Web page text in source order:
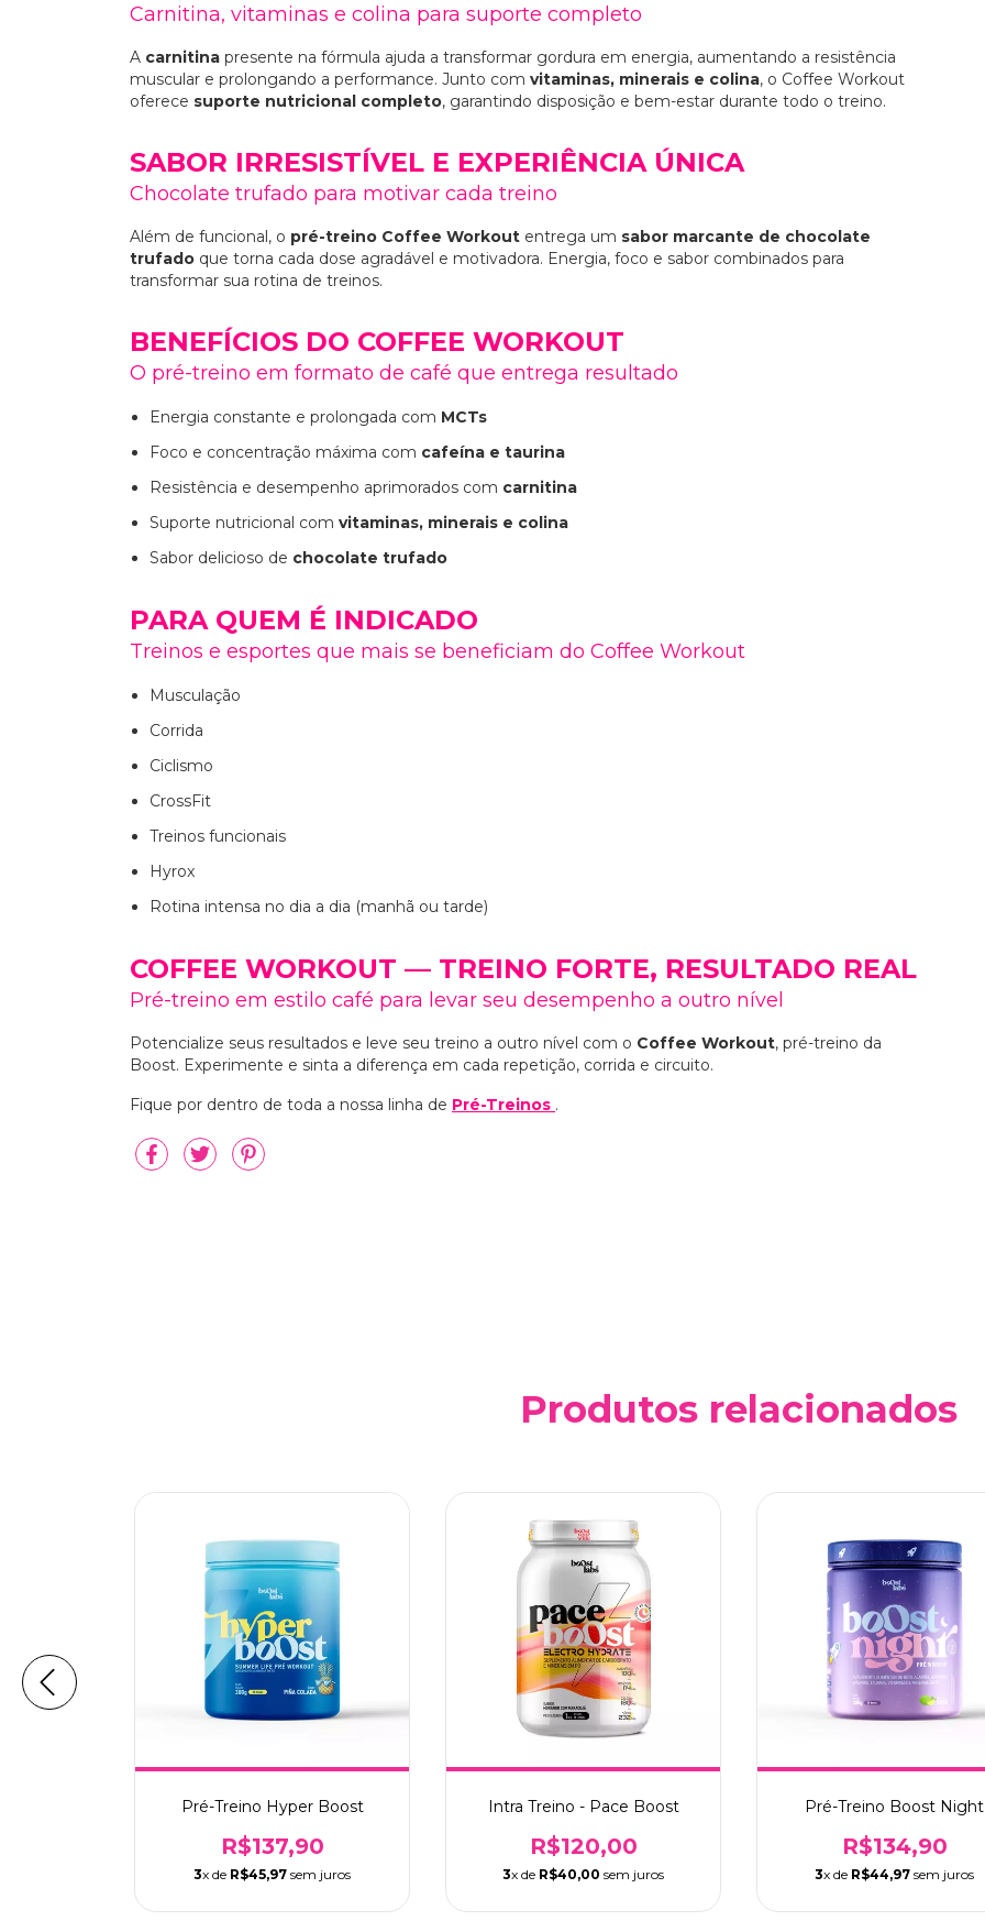
Carnitina, vitaminas e colina para suporte completo
A carnitina presente na fórmula ajuda a transformar gordura em energia, aumentando a resistência
muscular e prolongando a performance. Junto com vitaminas, minerais e colina, o Coffee Workout
oferece suporte nutricional completo, garantindo disposição e bem-estar durante todo o treino.
SABOR IRRESISTÍVEL E EXPERIÊNCIA ÚNICA
Chocolate trufado para motivar cada treino
Além de funcional, o pré-treino Coffee Workout entrega um sabor marcante de chocolate
trufado que torna cada dose agradável e motivadora. Energia, foco e sabor combinados para
transformar sua rotina de treinos.
BENEFÍCIOS DO COFFEE WORKOUT
O pré-treino em formato de café que entrega resultado
Energia constante e prolongada com MCTs
Foco e concentração máxima com cafeína e taurina
Resistência e desempenho aprimorados com carnitina
Suporte nutricional com vitaminas, minerais e colina
Sabor delicioso de chocolate trufado
PARA QUEM É INDICADO
Treinos e esportes que mais se beneficiam do Coffee Workout
Musculação
Corrida
Ciclismo
CrossFit
Treinos funcionais
Hyrox
Rotina intensa no dia a dia (manhã ou tarde)
COFFEE WORKOUT — TREINO FORTE, RESULTADO REAL
Pré-treino em estilo café para levar seu desempenho a outro nível
Potencialize seus resultados e leve seu treino a outro nível com o Coffee Workout, pré-treino da
Boost. Experimente e sinta a diferença em cada repetição, corrida e circuito.
Fique por dentro de toda a nossa linha de Pré-Treinos .
Produtos relacionados
Pré-Treino Hyper Boost
R$137,90
3x de R$45,97 sem juros
Intra Treino - Pace Boost
R$120,00
3x de R$40,00 sem juros
Pré-Treino Boost Night
R$134,90
3x de R$44,97 sem juros